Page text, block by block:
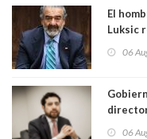
El
Luksic
día que
06
06